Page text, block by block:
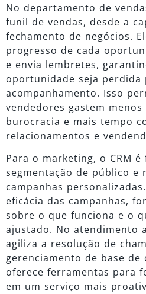
No departamento de
funil de vendas, desde a
fechamento de negócios.
progresso de cada
e envia lembretes,
oportunidade seja perdida
acompanhamento. Isso
vendedores gastem
burocracia e mais tempo
relacionamentos e
Para o marketing, o CRM
segmentação de público e
campanhas
eficácia das campanhas,
sobre o que funciona e o
ajustado. No atendimento
agiliza a resolução de
gerenciamento de base de
oferece ferramentas para
em um serviço mais